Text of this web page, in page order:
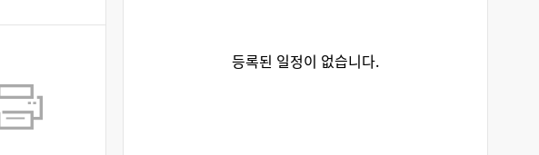
등록된 일정이 없습니다.